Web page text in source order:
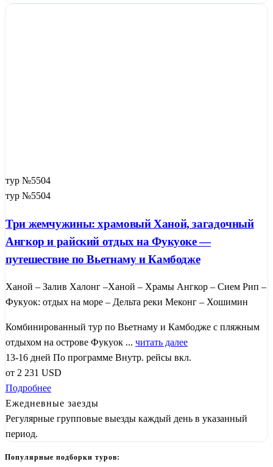
тур №5504
тур №5504
Три жемчужины: храмовый Ханой, загадочный
Ангкор и райский отдых на Фукуоке —
путешествие по Вьетнаму и Камбодже
Ханой – Залив Халонг –Ханой – Храмы Ангкор – Сием Рип –
Фукуок: отдых на море – Дельта реки Меконг – Хошимин
Комбинированный тур по Вьетнаму и Камбодже с пляжным
отдыхом на острове Фукуок ... читать далее
13-16 дней По программе Внутр. рейсы вкл.
от 2 231 USD
Подробнее
Ежедневные заезды
Регулярные групповые выезды каждый день в указанный
период.
Популярные подборки туров: